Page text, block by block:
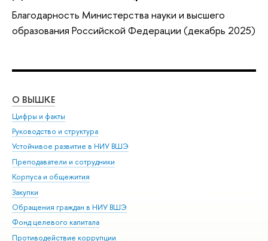
Благодарность Министерства науки и высшего
образования Российской Федерации (декабрь 2025)
О ВЫШКЕ
Цифры и факты
Руководство и структура
Устойчивое развитие в НИУ ВШЭ
Преподаватели и сотрудники
Корпуса и общежития
Закупки
Обращения граждан в НИУ ВШЭ
Фонд целевого капитала
Противодействие коррупции